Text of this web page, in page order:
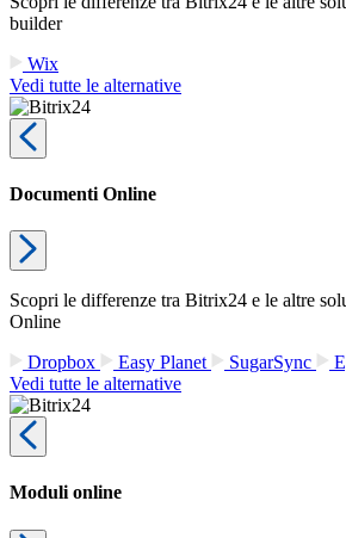
builder
Wix
Vedi tutte le alternative
Documenti Online
Scopri le differenze tra Bitrix24 e le altre
Online
Dropbox
Easy Planet SugarSync
Vedi tutte le alternative
Moduli online